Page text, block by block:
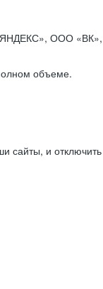
ООО
объеме.
сайты, и